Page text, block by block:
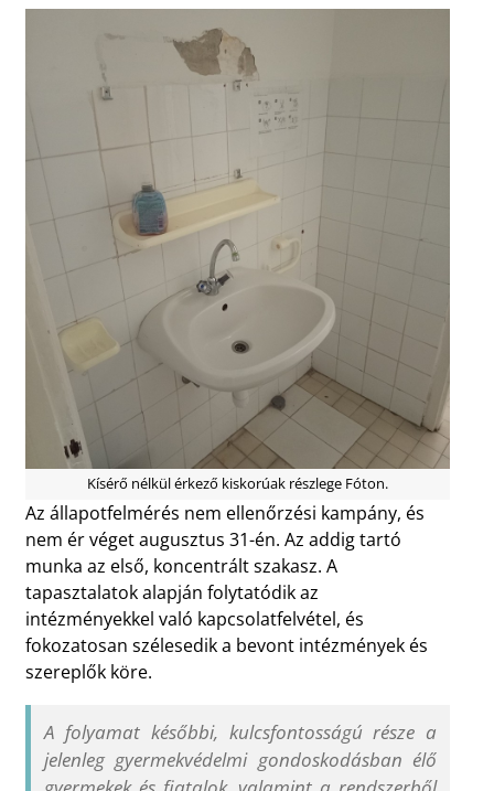
Kísérő nélkül érkező kiskorúak részlege Fóton.
Az állapotfelmérés nem ellenőrzési kampány, és
nem ér véget augusztus 31-én. Az addig tartó
munka az első, koncentrált szakasz. A
tapasztalatok alapján folytatódik az
intézményekkel való kapcsolatfelvétel, és
fokozatosan szélesedik a bevont intézmények és
szereplők köre.
A folyamat későbbi, kulcsfontosságú része a
jelenleg gyermekvédelmi gondoskodásban élő